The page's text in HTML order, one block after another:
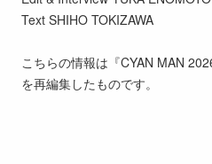
Text SHIHO TOKIZAWA
こちらの情報は『CYAN MAN
を再編集したものです。